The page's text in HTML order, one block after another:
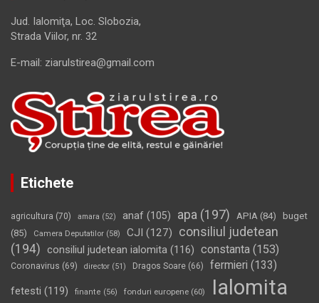
Jud. Ialomiţa, Loc. Slobozia,
Strada Viilor, nr. 32
E-mail: ziarulstirea@gmail.com
Etichete
agricultura (70) amara (52) anaf (105) apa (197) APIA (84)
buget
(85)
Camera Deputatilor (58) CJI (127)
consiliul judetean
(194) consiliul judetean ialomita (116) constanta (153)
Coronavirus (69) director (51) Dragos Soare (66) fermieri (133)
fetesti (119) finante (56) fonduri europene (60)
Ialomita